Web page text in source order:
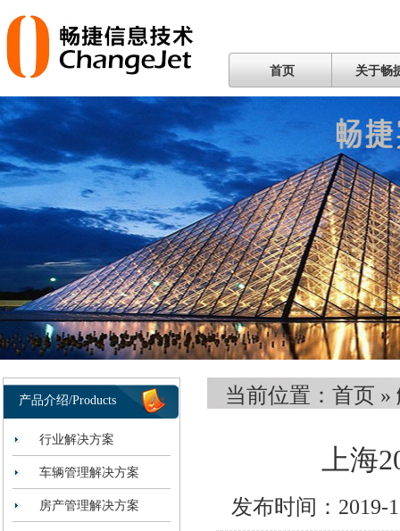
首页 关于畅
产品介绍/Products
行业解决方案
车辆管理解决方案
房产管理解决方案
当前位置： 首页 »
上海
发布时间：2019-